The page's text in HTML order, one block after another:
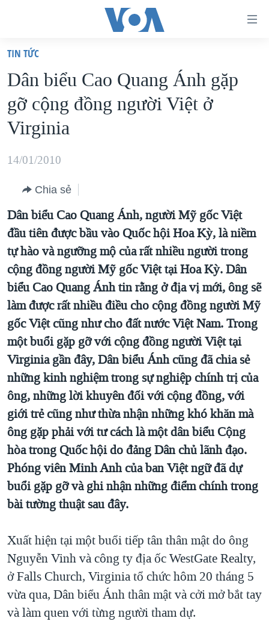
truy
cập
Tới
nội
chính
hướng
chính
Đi
tới
"Tìm"
VIỆT NAM
HOA KỲ
BIỂN ĐÔNG
THẾ GIỚI
DIỄN ĐÀN
MỤC
TỰ DO BÁO CHÍ
VẠCH TRẦN TIN GIẢ
NGƯỜI VIỆT HẢI NGOẠI
ĐỜI SỐNG
KINH TẾ
KHOA HỌC
SỨC KHOẺ
VĂN HOÁ
THỂ THAO
GIÁO DỤC
CHUYÊN ĐỀ
CHIẾN TRANH THƯƠNG MẠI CỦA MỸ: QUÁ KHỨ VÀ HIỆN
TẠI
HÀNH TRÌNH BẦU CỬ 2024
MỘT NĂM CHIẾN TRANH TẠI DẢI GAZA
GIẢI MÃ VÀNH ĐAI & CON ĐƯỜNG
NGÀY TỊ NẠN THẾ GIỚI
TRỊNH VĨNH BÌNH - NGƯỜI HẠ 'BÊN THẮNG CUỘC'
GROUND ZERO – XƯA VÀ NAY
CHI PHÍ CHIẾN TRANH AFGHANISTAN
CÁC GIÁ TRỊ CỘNG HÒA Ở VIỆT NAM
THƯỢNG ĐỈNH TRUMP-KIM TẠI VIỆT NAM
TRỊNH VĨNH BÌNH VS. CHÍNH PHỦ VIỆT NAM
NGƯ DÂN VIỆT VÀ LÀN SÓNG TRỘM HẢI SÂM
BÊN KIA QUỐC LỘ: TIẾNG VỌNG TỪ NÔNG THÔN MỸ
QUAN HỆ VIỆT MỸ
HỌC TIẾNG ANH
VIDEO
NGHE
MẠNG XÃ HỘI
Ngôn ngữ khác
TIN TỨC
Dân biểu Cao Quang Ánh gặp
gỡ cộng đồng người Việt ở
Virginia
14/01/2010
Chia sẻ
Dân biểu Cao Quang Ánh, người Mỹ gốc Việt
đầu tiên được bầu vào Quốc hội Hoa Kỳ, là niềm
tự hào và ngưỡng mộ của rất nhiều người trong
cộng đồng người Mỹ gốc Việt tại Hoa Kỳ. Dân
biểu Cao Quang Ánh tin rằng ở địa vị mới, ông sẽ
làm được rất nhiều điều cho cộng đồng người Mỹ
gốc Việt cũng như cho đất nước Việt Nam. Trong
một buổi gặp gỡ với cộng đồng người Việt tại
Virginia gần đây, Dân biểu Ánh cũng đã chia sẻ
những kinh nghiệm trong sự nghiệp chính trị của
ông, những lời khuyên đối với cộng đồng, với
giới trẻ cũng như thừa nhận những khó khăn mà
ông gặp phải với tư cách là một dân biểu Cộng
hòa trong Quốc hội do đảng Dân chủ lãnh đạo.
Phóng viên Minh Anh của ban Việt ngữ đã dự
buổi gặp gỡ và ghi nhận những điểm chính trong
bài tường thuật sau đây.
Xuất hiện tại một buổi tiếp tân thân mật do ông
Nguyễn Vinh và công ty địa ốc WestGate Realty,
ở Falls Church, Virginia tổ chức hôm 20 tháng 5
vừa qua, Dân biểu Ánh thân mật và cởi mở bắt tay
và làm quen với từng người tham dự.